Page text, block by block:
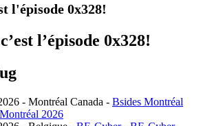
l'épisode 0x328!
l’épisode 0x328!
- Montréal Canada - Bsides Montréal
2026